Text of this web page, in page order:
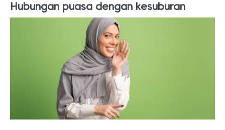
Hubungan puasa dengan kesuburan